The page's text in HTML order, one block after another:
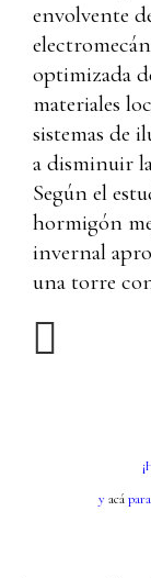
envolvente
optimizada
materiales
sistemas de
a disminuir
Según el
hormigón
invernal
una torre
yacá